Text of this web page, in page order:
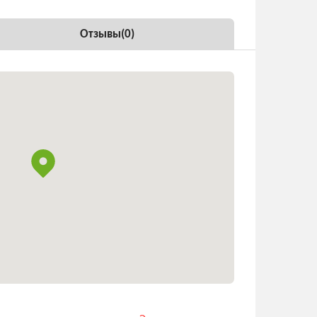
Отзывы(0)